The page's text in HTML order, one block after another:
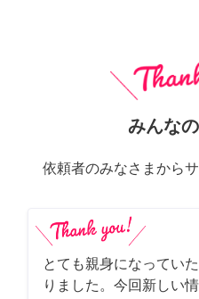
みんな
依頼者のみなさまから
とても親身になってい
りました。今回新しい